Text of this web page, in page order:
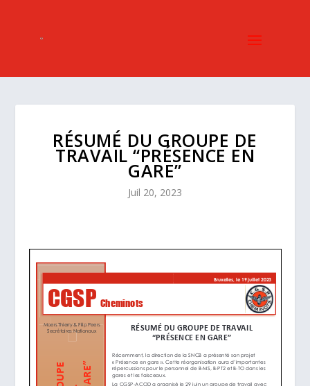
RÉSUMÉ DU GROUPE DE
TRAVAIL “PRÉSENCE EN
GARE”
Juil 20, 2023